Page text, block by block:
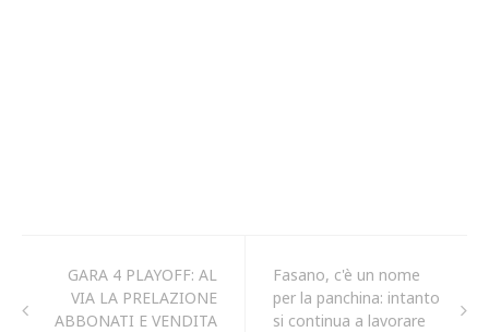
GARA 4 PLAYOFF: AL
VIA LA PRELAZIONE
ABBONATI E VENDITA
Fasano, c'è un nome
per la panchina: intanto
si continua a lavorare